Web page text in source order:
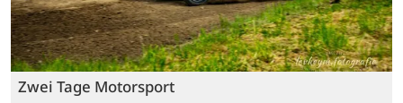
Zwei Tage Motorsport